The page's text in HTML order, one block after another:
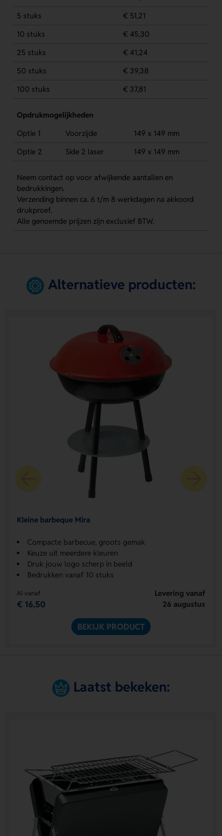
5 stuks
€ 51,21
10 stuks
€ 45,30
25 stuks
€ 41,24
50 stuks
€ 39,38
100 stuks
€ 37,81
Opdrukmogelijkheden
Optie 1
Voorzijde
149 x 149 mm
Optie 2
Side 2 laser 149 x 149 mm
Neem contact op voor afwijkende aantallen en
bedrukkingen.
Verzending binnen ca. 6 t/m 8 werkdagen na akkoord
drukproef.
Alle genoemde prijzen zijn exclusief BTW.
Alternatieve producten:
Kleine barbeque Mira
Compacte barbecue, groots gemak
Keuze uit meerdere kleuren
Druk jouw logo scherp in beeld
Bedrukken vanaf 10 stuks
Al vanaf
€ 16,50
Levering vanaf
26 augustus
BEKIJK PRODUCT
Laatst bekeken: